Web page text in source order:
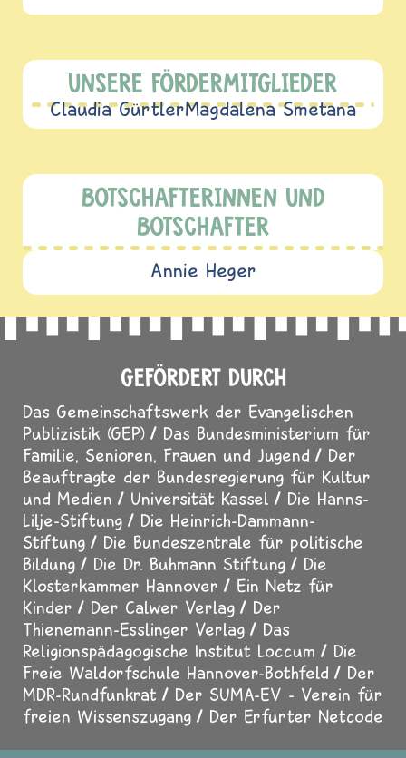
UNSERE FÖRDERMITGLIEDER
Claudia GürtlerMagdalena Smetana
BOTSCHAFTERINNEN UND
BOTSCHAFTER
Annie Heger
GEFÖRDERT DURCH
Das Gemeinschaftswerk der Evangelischen
Publizistik (GEP)
Das Bundesministerium für
Familie, Senioren, Frauen und Jugend
Der
Beauftragte der Bundesregierung für Kultur
und Medien
Universität Kassel
Die Hanns-
Lilje-Stiftung
Die Heinrich-Dammann-
Stiftung
Die Bundeszentrale für politische
Bildung
Die Dr. Buhmann Stiftung
Die
Klosterkammer Hannover
Ein Netz für
Kinder
Der Calwer Verlag
Der
Thienemann-Esslinger Verlag
Das
Religionspädagogische Institut Loccum
Die
Freie Waldorfschule Hannover-Bothfeld
Der
MDR-Rundfunkrat
Der SUMA-EV - Verein für
freien Wissenszugang
Der Erfurter Netcode